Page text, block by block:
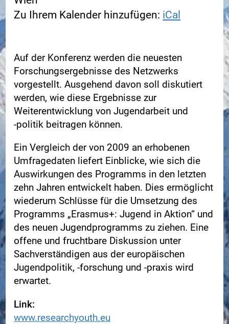
Zu Ihrem Kalender hinzufügen: iCal
Auf der Konferenz werden die neuesten
Forschungsergebnisse des Netzwerks
vorgestellt. Ausgehend davon soll diskutiert
werden, wie diese Ergebnisse zur
Weiterentwicklung von Jugendarbeit und
‑politik beitragen können.
Ein Vergleich der von 2009 an erhobenen
Umfragedaten liefert Einblicke, wie sich die
Auswirkungen des Programms in den letzten
zehn Jahren entwickelt haben. Dies ermöglicht
wiederum Schlüsse für die Umsetzung des
Programms „Erasmus+: Jugend in Aktion“ und
des neuen Jugendprogramms zu ziehen. Eine
offene und fruchtbare Diskussion unter
Sachverständigen aus der europäischen
Jugendpolitik, ‑forschung und ‑praxis wird
erwartet.
Link:
www.researchyouth.eu